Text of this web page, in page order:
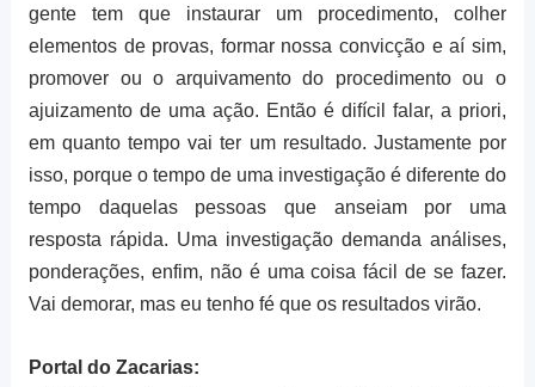
gente tem que instaurar um procedimento, colher
elementos de provas, formar nossa convicção e aí sim,
promover ou o arquivamento do procedimento ou o
ajuizamento de uma ação. Então é difícil falar, a priori,
em quanto tempo vai ter um resultado. Justamente por
isso, porque o tempo de uma investigação é diferente do
tempo daquelas pessoas que anseiam por uma
resposta rápida. Uma investigação demanda análises,
ponderações, enfim, não é uma coisa fácil de se fazer.
Vai demorar, mas eu tenho fé que os resultados virão.
Portal do Zacarias: